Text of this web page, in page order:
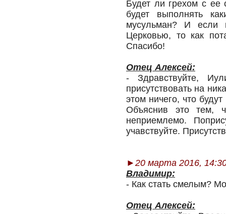
Будет ли грехом с ее
будет выполнять
мусульман? И если
Церковью, то как
Спасибо!
Отец Алексей:
- Здравствуйте,
присутствовать на
этом ничего, что
Объяснив это тем,
неприемлемо.
учавствуйте.
► 20 марта 2016,
Владимир:
- Как стать смелым?
Отец Алексей: